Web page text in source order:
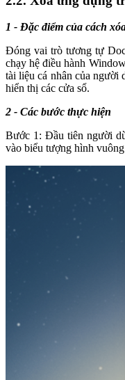
1 - Đặc điểm của cách
Đóng vai trò tương tự
chạy hệ điều hành
tài liệu cá nhân của người
hiển thị các cửa sổ.
2 - Các bước thực hiện
Bước 1: Đầu tiên người
vào biểu tượng hình